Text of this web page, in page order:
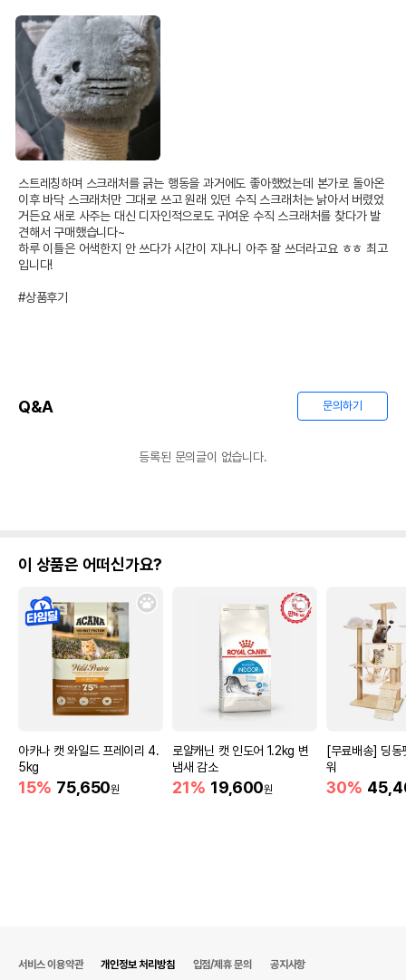
스트레칭하며 스크래처를 긁는 행동을 과거에도 좋아했었는데 본가로 돌아온
이후 바닥 스크래처만 그대로 쓰고 원래 있던 수직 스크래처는 낡아서 버렸었
거든요 새로 사주는 대신 디자인적으로도 귀여운 수직 스크래처를 찾다가 발
견해서 구매했습니다~
하루 이틀은 어색한지 안 쓰다가 시간이 지나니 아주 잘 쓰더라고요 ㅎㅎ 최고
입니다!
#상품후기
Q&A 문의하기
등록된 문의글이 없습니다.
이 상품은 어떠신가요?
아카나 캣 와일드 프레이리 4.
5kg
15% 75,650원
로얄캐닌 캣 인도어 1.2kg 변
냄새 감소
21% 19,600원
[무료배송] 딩동
워
30%
서비스 이용약관 개인정보 처리방침 입점/제휴 문의 공지사항